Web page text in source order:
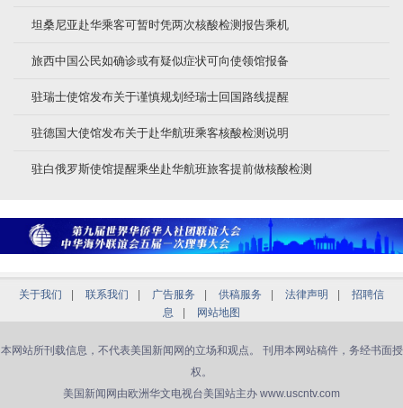
坦桑尼亚赴华乘客可暂时凭两次核酸检测报告乘机
旅西中国公民如确诊或有疑似症状可向使领馆报备
驻瑞士使馆发布关于谨慎规划经瑞士回国路线提醒
驻德国大使馆发布关于赴华航班乘客核酸检测说明
驻白俄罗斯使馆提醒乘坐赴华航班旅客提前做核酸检测
关于我们 联系我们 广告服务 供稿服务 法律声明
招聘信
息
网站地图
本网站所刊载信息，不代表美国新闻网的立场和观点。 刊用本网站稿件，务经书面授
权。
美国新闻网由欧洲华文电视台美国站主办 www.uscntv.com